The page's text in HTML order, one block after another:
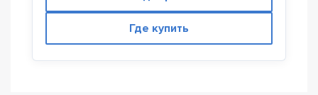
Где купить